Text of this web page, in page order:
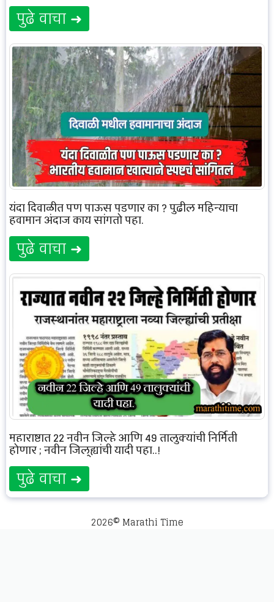
पुढे वाचा ➜
यंदा दिवाळीत पण पाऊस पडणार का ? पुढील महिन्याचा
हवामान अंदाज काय सांगतो पहा.
पुढे वाचा ➜
महाराष्ट्रात 22 नवीन जिल्हे आणि 49 तालुक्यांची निर्मिती
होणार ; नवीन जिल्ह्यांची यादी पहा..!
पुढे वाचा ➜
2026© Marathi Time